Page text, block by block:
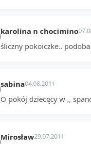
karolina n chocimino
śliczny pokoiczke..
sabina04.08.2011
O pokój dziecęcy w ,,
Mirosław29.07.2011